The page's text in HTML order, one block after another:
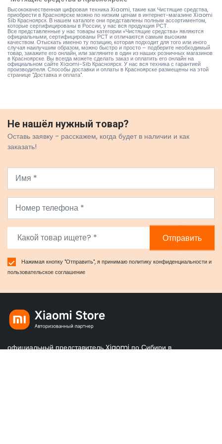
Высококачественная цифровая техника Xiaomi, такие как Чистящие средства,
приобрести в Красноярске можно по низким ценам в интернет-магазине Xiaomi
Sib Красноярск. В нашем каталоге они представлены полным ассортиментом,
которые сертифицированы в России, у нас вся продукция РСТ.
Все представленные у нас товары категории «Чистящие средства» являются
официальными, сертифицированы РСТ и отличаются самым высоким
качеством. Отыскать именно ту позицию, которая подходит для того или иного
случая наилучшим образом, можно быстро и просто – подберите необходимый
товар, закажите его онлайн, или загляните в один из наших розничных магазинов
в Красноярске. Вы всегда можете сделать заказ и оплатить его онлайн на
официальном сайте Xiaomi-Sib Красноярск. У нас вся техника с гарантией
производителя. Способы доставки и оплаты в Красноярске размещены наэтой
странице "Доставка и оплата".
Не нашёл нужный товар?
Оставь заявку - расскажем, когда будет в наличии и как
заказать!
Отправить
Нажимая кнопку "Отправить", я принимаюполитику конфиденциальностии
пользовательское соглашение
официальный представитель Xiaomi по Сибири в